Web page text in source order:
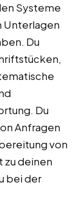
Systeme
Unterlagen
Du
Du
Anfragen
von
zu deinen
bei der